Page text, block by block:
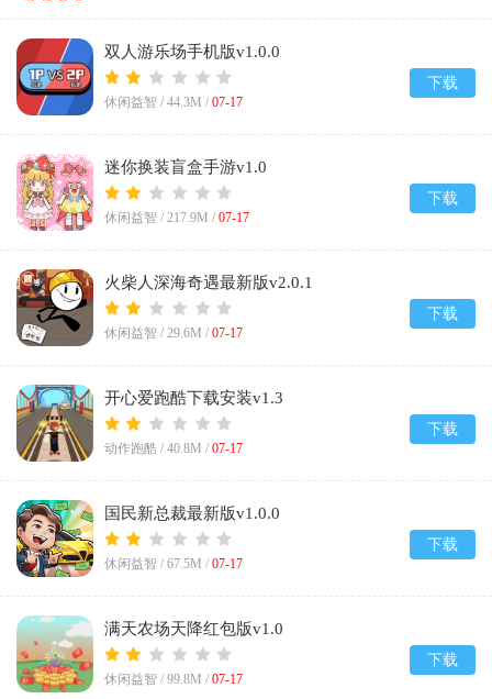
双人游乐场手机版v1.0.0
休闲益智 / 44.3M / 07-17
下载
迷你换装盲盒手游v1.0
休闲益智 / 217.9M / 07-17
下载
火柴人深海奇遇最新版v2.0.1
休闲益智 / 29.6M / 07-17
下载
开心爱跑酷下载安装v1.3
动作跑酷 / 40.8M / 07-17
下载
国民新总裁最新版v1.0.0
休闲益智 / 67.5M / 07-17
下载
满天农场天降红包版v1.0
休闲益智 / 99.8M / 07-17
下载